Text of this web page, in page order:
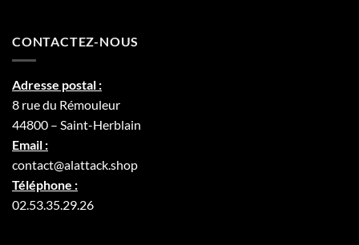
CONTACTEZ-NOUS
Adresse postal :
8 rue du Rémouleur
44800 – Saint-Herblain
Email :
contact@alattack.shop
Téléphone :
02.53.35.29.26